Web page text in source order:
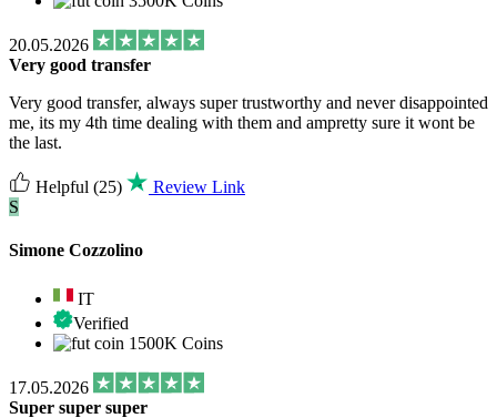
20.05.2026
Very good transfer
Very good transfer, always super trustworthy and never disappointed
me, its my 4th time dealing with them and ampretty sure it wont be
the last.
Helpful (25)
Review Link
S
Simone Cozzolino
IT
Verified
1500K Coins
17.05.2026
Super super super